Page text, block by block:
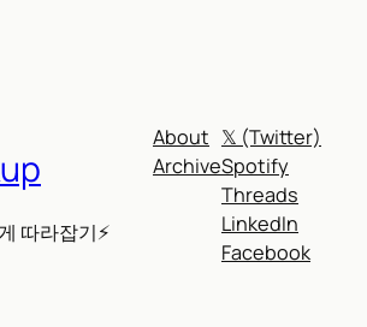
따라잡기⚡
About
Archive
𝕏 (Twitter)
Spotify
Threads
LinkedIn
Facebook